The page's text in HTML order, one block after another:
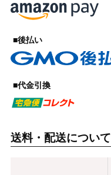
■後払い
■代金引換
送料・配送について